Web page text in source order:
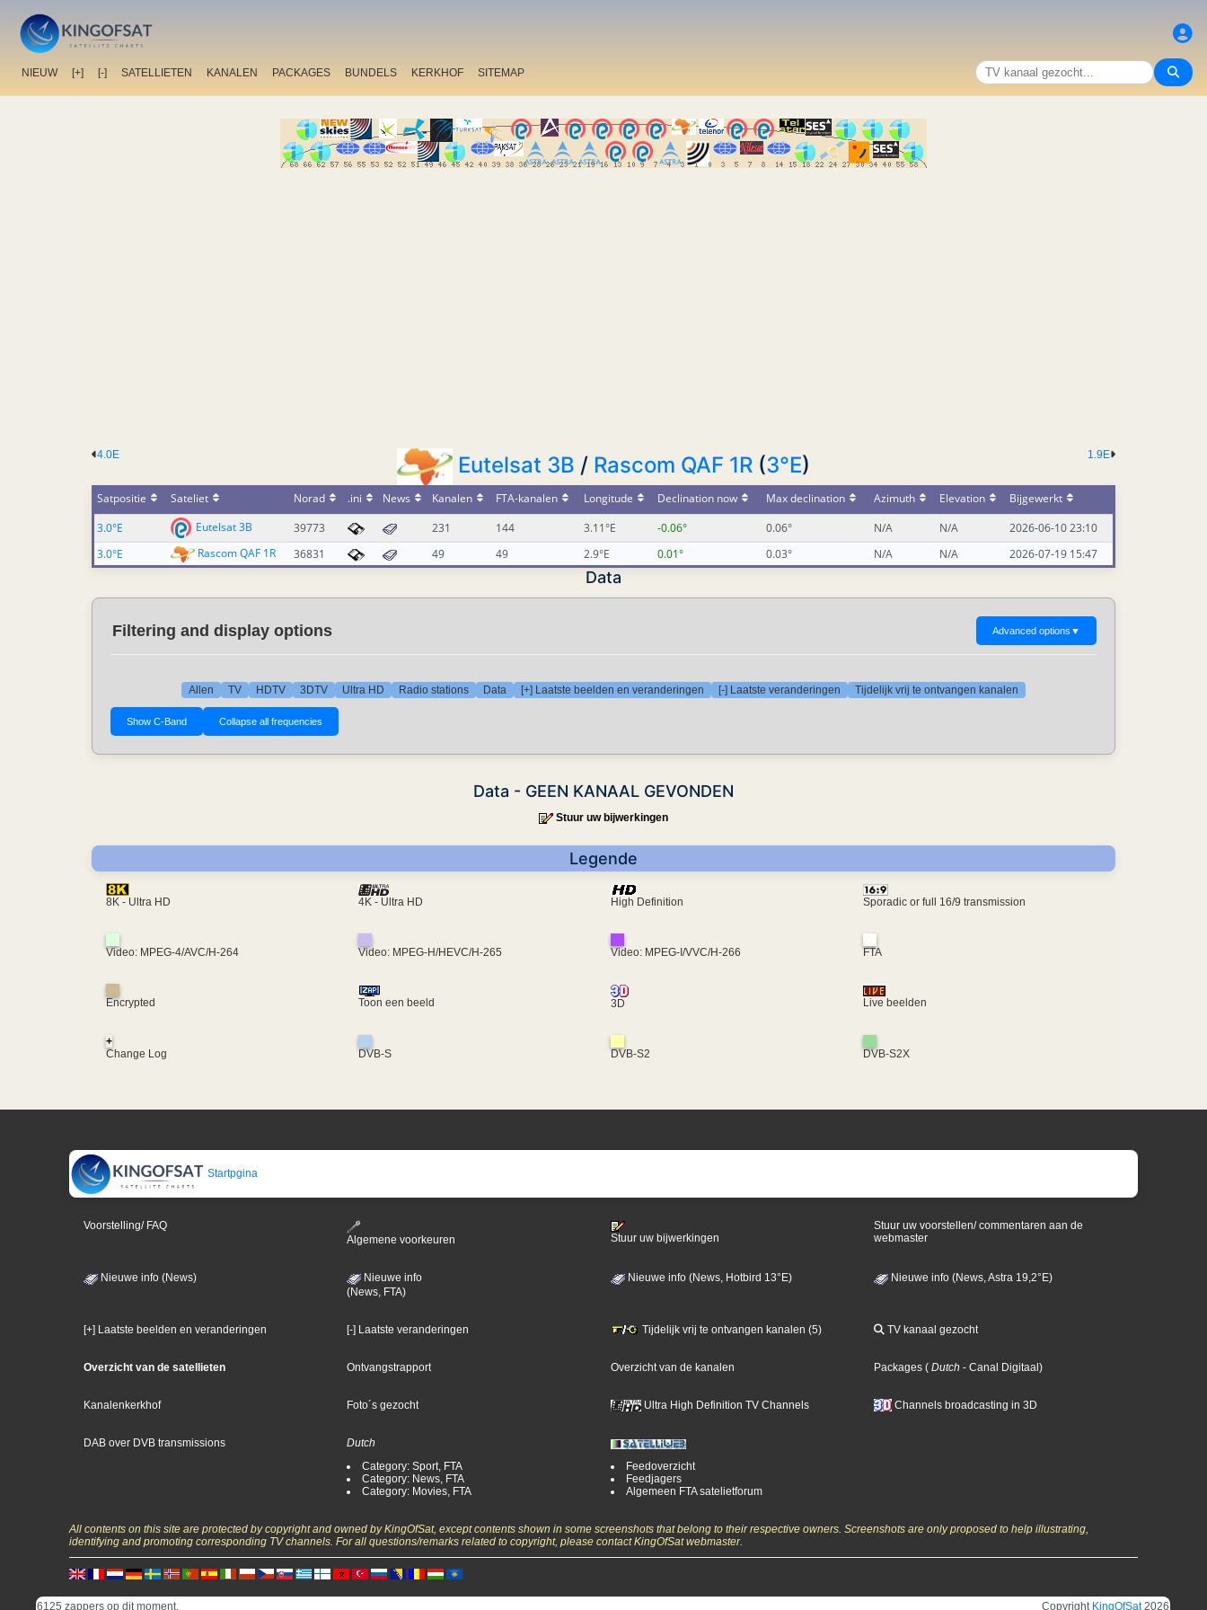
NIEUW [+] [-] SATELLIETEN KANALEN PACKAGES BUNDELS KERKHOF SITEMAP
1.9E
4.0E Eutelsat 3B / Rascom QAF 1R (3°E)
Satpositie Sateliet Norad .ini News Kanalen FTA-kanalen Longitude Declination now Max declination Azimuth Elevation
Bijgewerkt
3.0°E
Eutelsat 3B 39773 231 144 3.11°E -0.06° 0.06° N/A N/A
2026-06-10 23:10
3.0°E
Rascom QAF 1R 36831 49 49 2.9°E 0.01° 0.03° N/A N/A 2026-07-19 15:47
Data
Filtering and display options Advanced options ▼
Allen TV HDTV 3DTV Ultra HD Radio stations Data [+] Laatste beelden en veranderingen [-] Laatste veranderingen Tijdelijk vrij te ontvangen kanalen
Data - GEEN KANAAL GEVONDEN
Stuur uw bijwerkingen
Legende
8K - Ultra HD 4K - Ultra HD High Definition Sporadic or full 16/9 transmission
Video: MPEG-4/AVC/H-264 Video: MPEG-H/HEVC/H-265 Video: MPEG-I/VVC/H-266 FTA
Encrypted Toon een beeld 3D Live beelden
+
Change Log
DVB-S DVB-S2 DVB-S2X
Startpgina
Voorstelling/ FAQ
Algemene voorkeuren
Stuur uw bijwerkingen
Stuur uw voorstellen/ commentaren aan de
webmaster
Nieuwe info (News)
Nieuwe info
(News, FTA)
Nieuwe info (News, Hotbird 13°E) Nieuwe info (News, Astra 19,2°E)
[+] Laatste beelden en veranderingen [-] Laatste veranderingen Tijdelijk vrij te ontvangen kanalen (5) TV kanaal gezocht
Overzicht van de satellieten Ontvangstrapport Overzicht van de kanalen Packages ( Dutch - Canal Digitaal)
Kanalenkerkhof Foto´s gezocht Ultra High Definition TV Channels Channels broadcasting in 3D
DAB over DVB transmissions
Dutch
Category: Sport, FTA
Category: News, FTA
Category: Movies, FTA
Feedoverzicht
Feedjagers
Algemeen FTA satelietforum
All contents on this site are protected by copyright and owned by KingOfSat, except contents shown in some screenshots that belong to their respective owners. Screenshots are only proposed to help illustrating,
identifying and promoting corresponding TV channels. For all questions/remarks related to copyright, please contact KingOfSat webmaster.
6125 zappers op dit moment. Copyright KingOfSat2026